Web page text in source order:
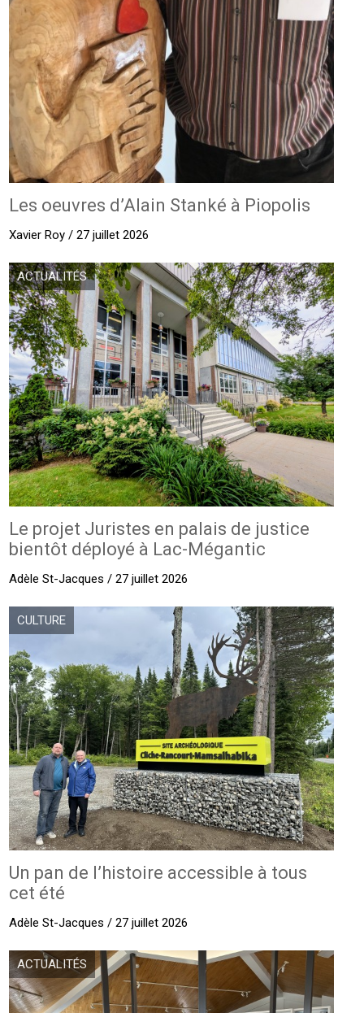
Les oeuvres d’Alain Stanké à Piopolis
Xavier Roy / 27 juillet 2026
ACTUALITÉS
Le projet Juristes en palais de justice
bientôt déployé à Lac-Mégantic
Adèle St-Jacques / 27 juillet 2026
CULTURE
Un pan de l’histoire accessible à tous
cet été
Adèle St-Jacques / 27 juillet 2026
ACTUALITÉS